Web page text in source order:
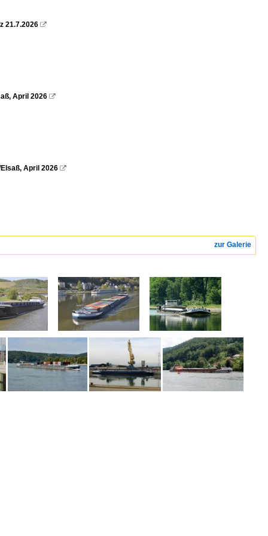
21.7.2026 
April 2026 
April 2026 
zur Galerie